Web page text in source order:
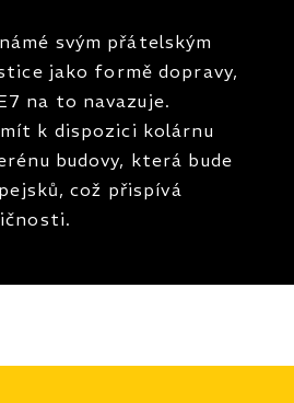
svým přátelským
jako formě dopravy,
na to navazuje.
k dispozici kolárnu
budovy, která bude
což přispívá